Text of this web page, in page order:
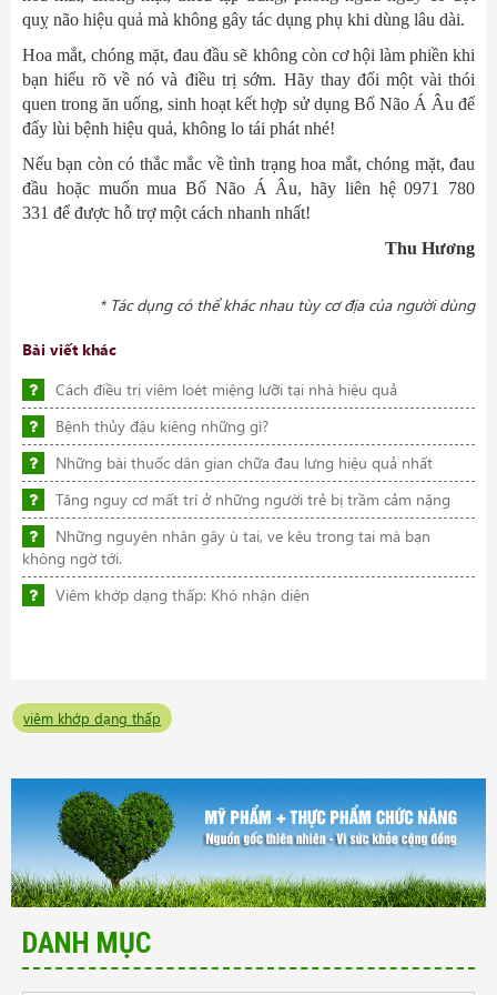
quỵ não hiệu quả mà không gây tác dụng phụ khi dùng lâu dài.
Hoa mắt, chóng mặt, đau đầu sẽ không còn cơ hội làm phiền khi
bạn hiểu rõ về nó và điều trị sớm. Hãy thay đổi một vài thói
quen trong ăn uống, sinh hoạt kết hợp sử dụng Bổ Não Á Âu để
đẩy lùi bệnh hiệu quả, không lo tái phát nhé!
Nếu bạn còn có thắc mắc về tình trạng hoa mắt, chóng mặt, đau
đầu hoặc muốn mua Bổ Não Á Âu, hãy liên hệ0971 780
331 để được hỗ trợ một cách nhanh nhất!
Thu Hương
* Tác dụng có thể khác nhau tùy cơ địa của người dùng
Bài viết khác
Cách điều trị viêm loét miệng lưỡi tại nhà hiệu quả
Bệnh thủy đậu kiêng những gì?
Những bài thuốc dân gian chữa đau lưng hiệu quả nhất
Tăng nguy cơ mất trí ở những người trẻ bị trầm cảm nặng
Những nguyên nhân gây ù tai, ve kêu trong tai mà bạn
không ngờ tới.
Viêm khớp dạng thấp: Khó nhận diện
viêm khớp dạng thấp
DANH MỤC